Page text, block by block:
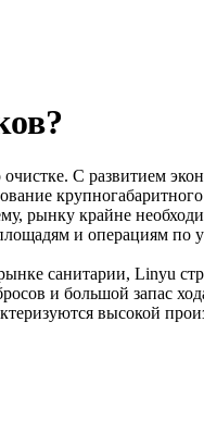
С развитием
рынку крайне
и операциям
санитарии, Linyu
и большой запас
высокой